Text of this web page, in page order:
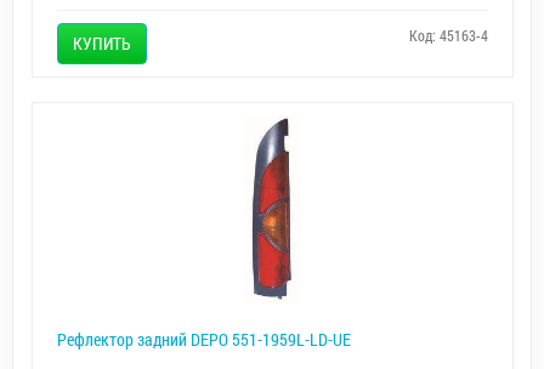
КУПИТЬ Код: 45163-4
Рефлектор задний DEPO 551-1959L-LD-UE